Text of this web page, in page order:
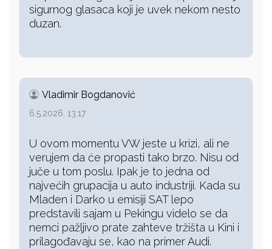
sigurnog glasaca koji je uvek nekom nesto
duzan.
Vladimir Bogdanović
6.5.2026. 13:17
U ovom momentu VW jeste u krizi, ali ne
verujem da će propasti tako brzo. Nisu od
juče u tom poslu. Ipak je to jedna od
najvećih grupacija u auto industriji. Kada su
Mladen i Darko u emisiji SAT lepo
predstavili sajam u Pekingu videlo se da
nemci pažljivo prate zahteve tržišta u Kini i
prilagođavaju se, kao na primer Audi.